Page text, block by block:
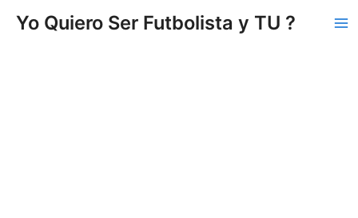
Yo Quiero Ser Futbolista y TU ?